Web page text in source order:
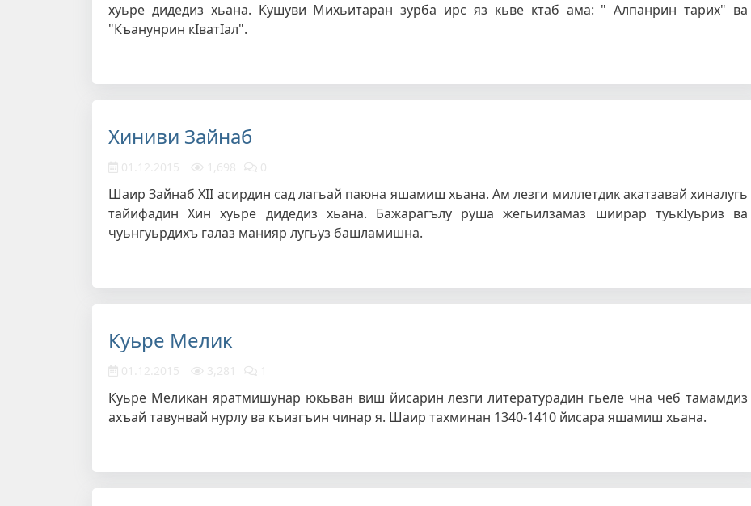
хуьре дидедиз хьана. Кушуви Михьитаран зурба ирс яз кьве ктаб ама: " Алпанрин тарих" ва
"Къанунрин кIватIал".
Хиниви Зайнаб
01.12.2015 1,698 0
Шаир Зайнаб XII асирдин сад лагьай паюна яшамиш хьана. Ам лезги миллетдик акатзавай хиналугь
тайифадин Хин хуьре дидедиз хьана. Бажарагълу руша жегьилзамаз шиирар туькIуьриз ва
чуьнгуьрдихъ галаз манияр лугьуз башламишна.
Куьре Мелик
01.12.2015 3,281 1
Куьре Меликан яратмишунар юкьван виш йисарин лезги литературадин гьеле чна чеб тамамдиз
ахъай тавунвай нурлу ва къизгъин чинар я. Шаир тахминан 1340-1410 йисара яшамиш хьана.